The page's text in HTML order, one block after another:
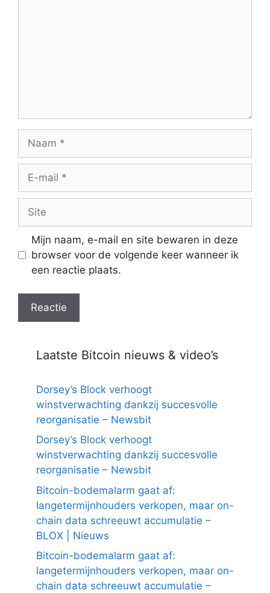
Naam
Site
Mijn naam, e-mail en site bewaren in deze
browser voor de volgende keer wanneer ik
een reactie plaats.
Laatste Bitcoin nieuws & video’s
Dorsey’s Block verhoogt
winstverwachting dankzij succesvolle
reorganisatie – Newsbit
Dorsey’s Block verhoogt
winstverwachting dankzij succesvolle
reorganisatie – Newsbit
Bitcoin-bodemalarm gaat af:
langetermijnhouders verkopen, maar on-
chain data schreeuwt accumulatie –
BLOX | Nieuws
Bitcoin-bodemalarm gaat af:
langetermijnhouders verkopen, maar on-
chain data schreeuwt accumulatie –